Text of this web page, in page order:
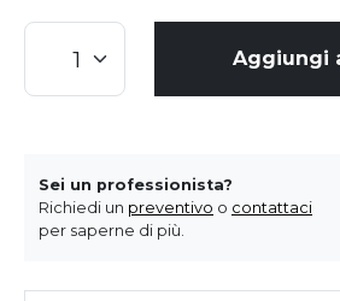
Aggiungi
Sei un professionista?
Richiedi un preventivo o contattaci
per saperne di più.